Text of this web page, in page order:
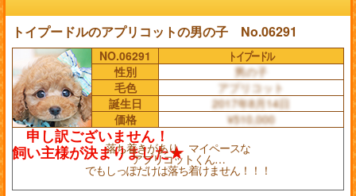
トイプードルのアプリコットの男の子 No.06291
NO.06291
トイプードル
性別
男の子
毛色
アプリコット
誕生日
2017年8月14日
価格
¥510,000
落ち着きがあり、マイペースな
アプリコットくん…
でもしっぽだけは落ち着けません！！！